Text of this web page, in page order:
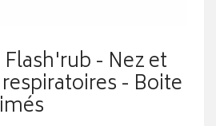
- Nez et
- Boite